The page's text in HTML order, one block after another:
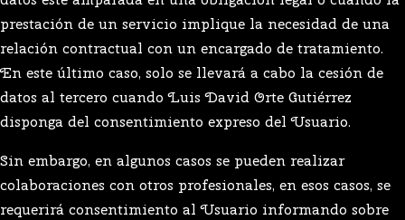
prestación de un servicio implique la necesidad de una
relación contractual con un encargado de tratamiento.
En este último caso, solo se llevará a cabo la cesión de
datos al tercero cuando Luis David Orte Gutiérrez
disponga del consentimiento expreso del Usuario.
Sin embargo, en algunos casos se pueden realizar
colaboraciones con otros profesionales, en esos casos, se
requerirá consentimiento al Usuario informando sobre